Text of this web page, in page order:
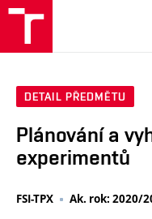
DETAIL PŘEDMĚTU
Plánování a
experimentů
FSI-TPX Ak. rok: 2020/